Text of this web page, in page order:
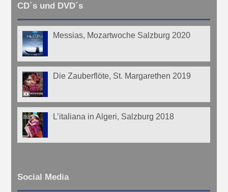
CD´s und DVD´s
Messias, Mozartwoche Salzburg 2020
Die Zauberflöte, St. Margarethen 2019
L’italiana in Algeri, Salzburg 2018
Social Media